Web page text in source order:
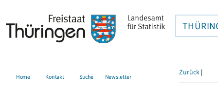
Home Kontakt Suche Newsletter Zurück |